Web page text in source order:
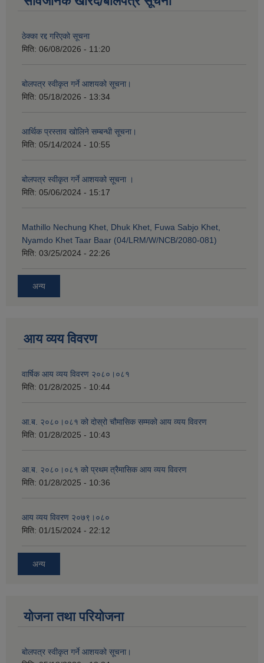
ठेक्का रद्द गरिएको सूचना
मिति: 06/08/2026 - 11:20
बोलपत्र स्वीकृत गर्ने आशयको सूचना।
मिति: 05/18/2026 - 13:34
आर्थिक प्रस्ताव खोलिने सम्बन्धी सूचना।
मिति: 05/14/2024 - 10:55
बोलपत्र स्वीकृत गर्ने आशयको सूचना ।
मिति: 05/06/2024 - 15:17
Mathillo Nechung Khet, Dhuk Khet, Fuwa Sabjo Khet,
Nyamdo Khet Taar Baar (04/LRM/W/NCB/2080-081)
मिति: 03/25/2024 - 22:26
अन्य
आय व्यय विवरण
वार्षिक आय व्यय विवरण २०८०।०८१
मिति: 01/28/2025 - 10:44
आ.ब. २०८०।०८१ को दोस्रो चौमासिक सम्मको आय व्यय विवरण
मिति: 01/28/2025 - 10:43
आ.ब. २०८०।०८१ को प्रथम त्रैमासिक आय व्यय विवरण
मिति: 01/28/2025 - 10:36
आय व्यय विवरण २०७९।०८०
मिति: 01/15/2024 - 22:12
अन्य
योजना तथा परियोजना
बोलपत्र स्वीकृत गर्ने आशयको सूचना।